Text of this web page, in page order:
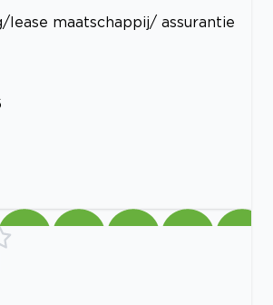
lease maatschappij/ assurantie